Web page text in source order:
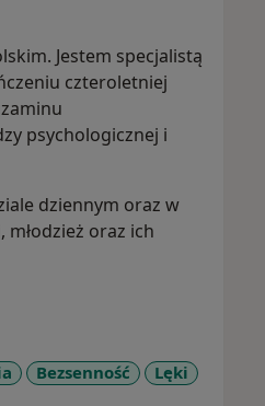
Jestem specjalistą
czteroletniej
psychologicznej i
dziennym oraz w
oraz ich
Bezsenność Lęki